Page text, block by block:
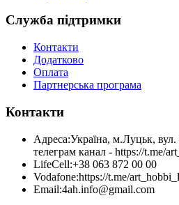
Служба підтримки
Контакти
Додатково
Оплата
Партнерська програма
Контакти
Адреса:Україна, м.Луцьк,
телеграм канал - https://t.me/
LifeCell:+38 063 872 00 00
Vodafone:https://t.me/
Email:4ah.info@gmail.com